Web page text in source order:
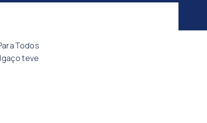
Todos
teve